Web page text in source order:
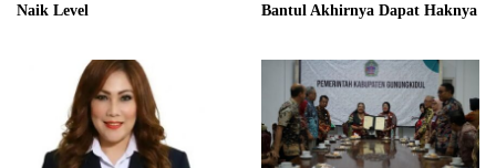
Naik Level
Bantul Akhirnya Dapat Haknya